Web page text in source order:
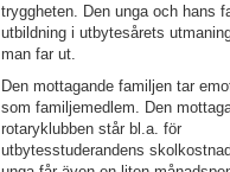
tryggheten. Den unga och hans
utbildning i utbytesårets
man far ut.
Den mottagande familjen tar
som familjemedlem. Den
rotaryklubben står bl.a. för
utbytesstuderandens